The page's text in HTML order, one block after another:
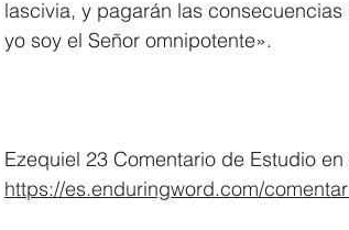
lascivia, y pagarán las
yo soy el Señor omnipotente».
Ezequiel 23 Comentario de Estudio
https://es.enduringword.com/